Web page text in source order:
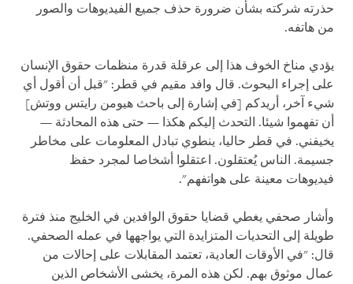
حذرته شركته بشأن ضرورة حذف جميع الفيديوهات والصور
من هاتفه.
يؤدي مناخ الخوف هذا إلى عرقلة قدرة منظمات حقوق الإنسان
على إجراء البحوث. قال وافد مقيم في قطر: "قبل أن أقول أي
شيء آخر، أريدكم [في إشارة إلى باحث هيومن رايتس ووتش]
أن تفهموا شيئا. التحدث إليكم هكذا — حتى هذه المحادثة —
يخيفني. في قطر حاليا، ينطوي تبادل المعلومات على مخاطر
جسيمة. الناس يُعتقلون. اعتقلوا أشخاصا لمجرد حفظ
فيديوهات معينة على هواتفهم".
وأشار صحفي يغطي قضايا حقوق الوافدين في الخليج منذ فترة
طويلة إلى التحديات المتزايدة التي يواجهها في عمله الصحفي.
قال: "في الأوقات العادية، تعتمد المقابلات على إحالات من
عمال موثوق بهم. لكن هذه المرة، يخشى الأشخاص الذين